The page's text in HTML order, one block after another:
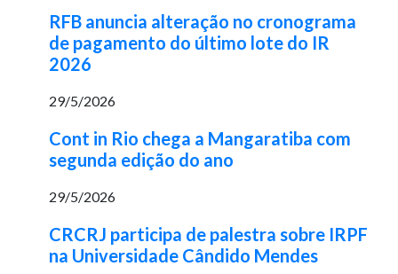
RFB anuncia alteração no cronograma
de pagamento do último lote do IR
2026
29/5/2026
Cont in Rio chega a Mangaratiba com
segunda edição do ano
29/5/2026
CRCRJ participa de palestra sobre IRPF
na Universidade Cândido Mendes